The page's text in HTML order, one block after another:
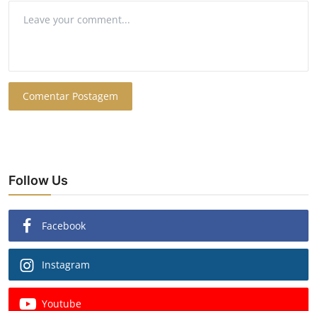
Comentar Postagem
Follow Us
Facebook
Instagram
Youtube